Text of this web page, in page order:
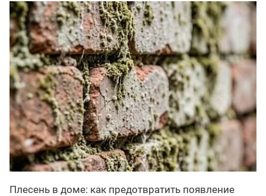
Плесень в доме: как предотвратить появление